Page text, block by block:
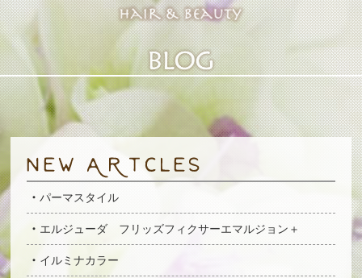
パーマスタイル
エルジューダ フリッズフィクサーエマルジョン＋
イルミナカラー